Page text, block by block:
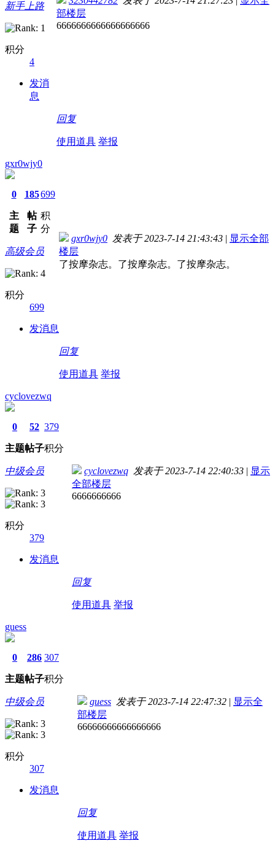
新手上路
积分
4
发消
息
部楼层
6666666666666666666
回复
使用道具 举报
gxr0wjy0
0
主
题
185
帖
子
699
积
分
高级会员
积分
699
发消息
gxr0wjy0 发表于 2023-7-14 21:43:43 | 显示全部
楼层
了按摩杂志。了按摩杂志。了按摩杂志。
回复
使用道具 举报
cyclovezwq
0
主题
52
帖子
379
积分
中级会员
积分
379
发消息
cyclovezwq 发表于 2023-7-14 22:40:33 | 显示
全部楼层
6666666666
回复
使用道具 举报
guess
0
主题
286
帖子
307
积分
中级会员
积分
307
发消息
guess 发表于 2023-7-14 22:47:32 | 显示全
部楼层
66666666666666666
回复
使用道具 举报